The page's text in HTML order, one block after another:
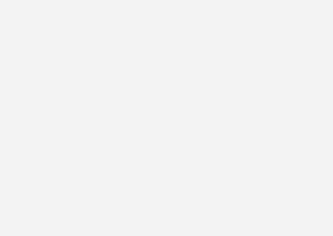
Ökostromanlagen in Kroatien hat mehrere
seit Längerem viele größere Projekte auf
immer noch keine Gebühr
mit einer Leistung von über zehn
sollte diese Gebühr schon im
werden. Ohne sie können die Anlagen
Hierbei sollte aber eine Auslagerung der